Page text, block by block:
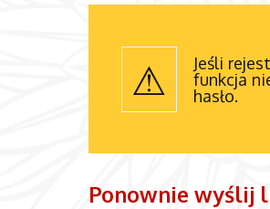
Jeśli
funkcja
hasło.
Ponownie wyślij